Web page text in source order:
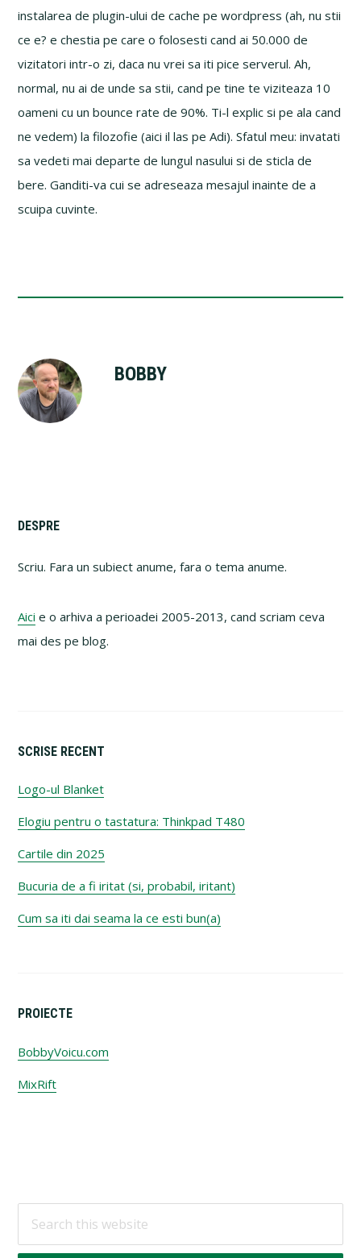
instalarea de plugin-ului de cache pe wordpress (ah, nu stii
ce e? e chestia pe care o folosesti cand ai 50.000 de
vizitatori intr-o zi, daca nu vrei sa iti pice serverul. Ah,
normal, nu ai de unde sa stii, cand pe tine te viziteaza 10
oameni cu un bounce rate de 90%. Ti-l explic si pe ala cand
ne vedem) la filozofie (aici il las pe Adi). Sfatul meu: invatati
sa vedeti mai departe de lungul nasului si de sticla de
bere. Ganditi-va cui se adreseaza mesajul inainte de a
scuipa cuvinte.
BOBBY
Primary
Sidebar
DESPRE
Scriu. Fara un subiect anume, fara o tema anume.
Aici e o arhiva a perioadei 2005-2013, cand scriam ceva
mai des pe blog.
SCRISE RECENT
Logo-ul Blanket
Elogiu pentru o tastatura: Thinkpad T480
Cartile din 2025
Bucuria de a fi iritat (si, probabil, iritant)
Cum sa iti dai seama la ce esti bun(a)
PROIECTE
BobbyVoicu.com
MixRift
Footer
this
website